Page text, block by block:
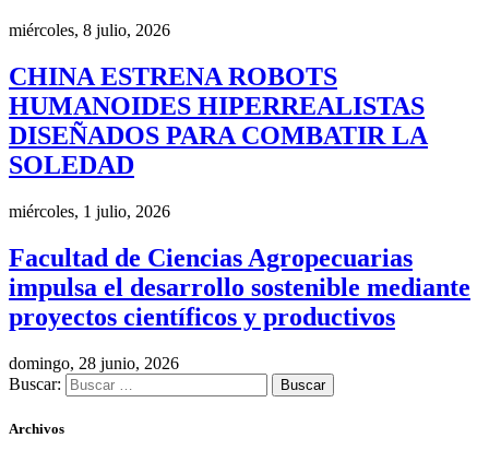
miércoles, 8 julio, 2026
CHINA ESTRENA ROBOTS
HUMANOIDES HIPERREALISTAS
DISEÑADOS PARA COMBATIR LA
SOLEDAD
miércoles, 1 julio, 2026
Facultad de Ciencias Agropecuarias
impulsa el desarrollo sostenible mediante
proyectos científicos y productivos
domingo, 28 junio, 2026
Buscar:
Archivos